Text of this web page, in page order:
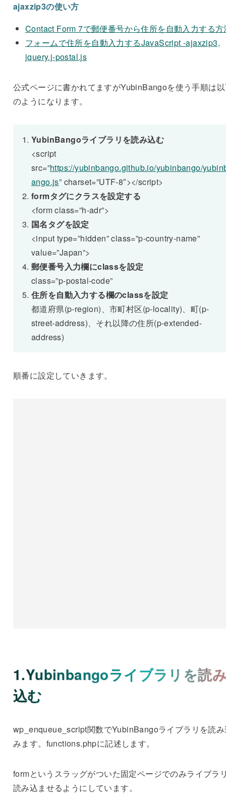
ajaxzip3の使い方
Contact Form 7で郵便番号から住所を自動入力する方
フォームで住所を自動入力するJavaScript -ajaxzip3,
jquery.j-postal.js
公式ページに書かれてますがYubinBangoを使う手順は
のようになります。
YubinBangoライブラリを読み込む
<script
src=”https://yubinbango.github.io/yubinbango/
ango.js” charset=”UTF-8″></script>
formタグにクラスを設定する
<form class=”h-adr”>
国名タグを設定
<input type=”hidden” class=”p-country-name”
value=”Japan”>
郵便番号入力欄にclassを設定
class=”p-postal-code”
住所を自動入力する欄のclassを設定
都道府県(p-region)、市町村区(p-locality)、町(p-
street-address)、それ以降の住所(p-extended-
address)
順番に設定していきます。
1.Yubinbangoライブラリを読
込む
wp_enqueue_script関数でYubinBangoライブラリを読
みます。functions.phpに記述します。
formというスラッグがついた固定ページでのみライブラ
読み込ませるようにしています。